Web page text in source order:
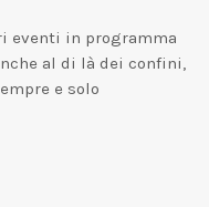
eventi in programma
al di là dei confini,
e solo